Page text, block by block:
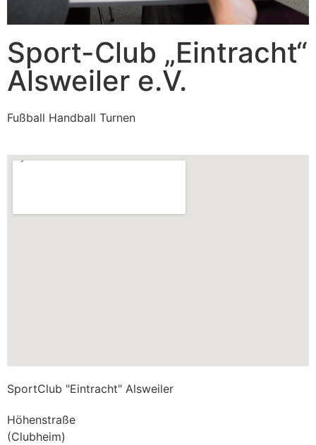
Sport-Club „Eintracht“
Alsweiler e.V.
Fußball Handball Turnen
SportClub "Eintracht" Alsweiler
Höhenstraße
(Clubheim)